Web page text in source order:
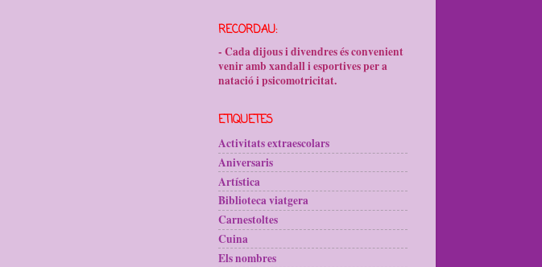
RECORDAU:
- Cada dijous i divendres és convenient
venir amb xandall i esportives per a
natació i psicomotricitat.
ETIQUETES
Activitats extraescolars
Aniversaris
Artística
Biblioteca viatgera
Carnestoltes
Cuina
Els nombres